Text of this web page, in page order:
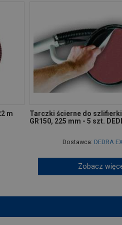
m
Tarczki ścierne do
GR150, 225 mm - 5 szt.
Dostawca: DEDRA
Zobacz